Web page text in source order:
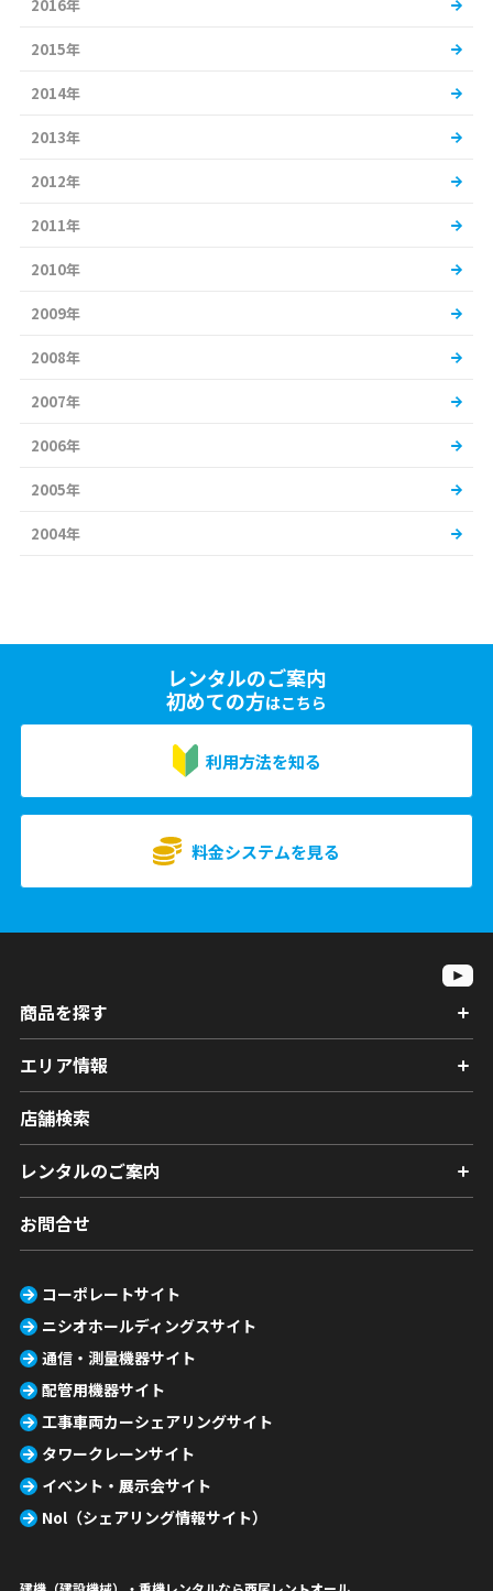
2016年
2015年
2014年
2013年
2012年
2011年
2010年
2009年
2008年
2007年
2006年
2005年
2004年
レンタルのご案内
初めての方はこちら
利用方法を知る
料金システムを見る
商品を探す
エリア情報
店舗検索
レンタルのご案内
お問合せ
コーポレートサイト
ニシオホールディングスサイト
通信・測量機器サイト
配管用機器サイト
工事車両カーシェアリングサイト
タワークレーンサイト
イベント・展示会サイト
Nol（シェアリング情報サイト）